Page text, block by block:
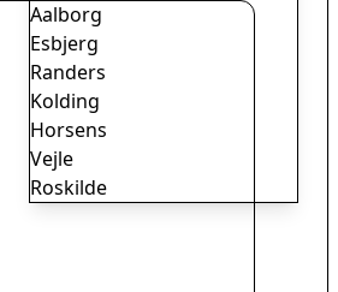
Aalborg
Esbjerg
Randers
Kolding
Horsens
Vejle
Roskilde